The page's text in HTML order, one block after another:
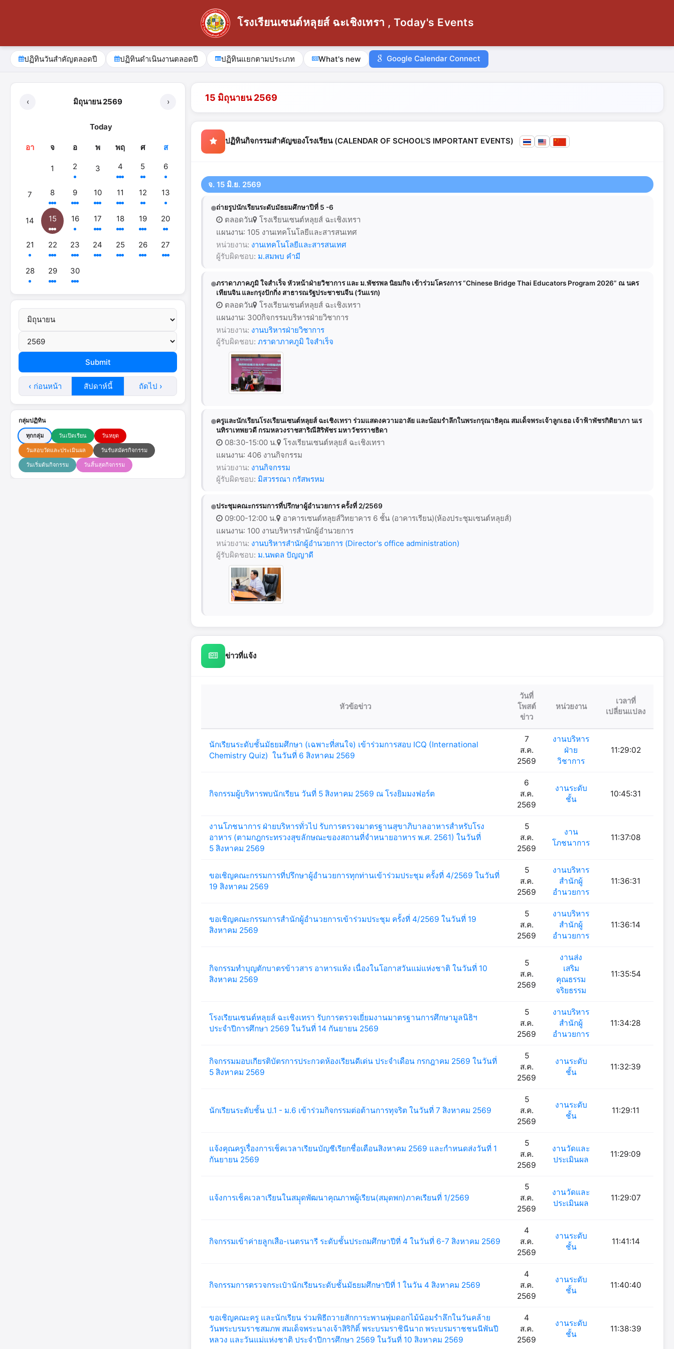
โรงเรียนเซนต์หลุยส์ ฉะเชิงเทรา , Today's Events
ปฏิทินวันสำคัญตลอดปี ปฏิทินดำเนินงานตลอดปี ปฏิทินแยกตามประเภท What's new Google Calendar Connect
‹ มิถุนายน 2569 ›
Today
อา จ อ พ พฤ ศ ส
1 2 3 4 5 6
7 8 9 10 11 12 13
14 15 16 17 18 19 20
21 22 23 24 25 26 27
28 29 30
‹ ก่อนหน้า สัปดาห์นี้ ถัดไป ›
กลุ่มปฏิทิน
ทุกกลุ่ม วันเปิดเรียน วันหยุด
วันสอบวัดและประเมินผล วันรับสมัครกิจกรรม
วันเริ่มต้นกิจกรรม วันสิ้นสุดกิจกรรม
15 มิถุนายน 2569
ปฏิทินกิจกรรมสำคัญของโรงเรียน (CALENDAR OF SCHOOL'S IMPORTANT EVENTS)
จ. 15 มิ.ย. 2569
ถ่ายรูปนักเรียนระดับมัธยมศึกษาปีที่ 5 -6
ตลอดวัน
โรงเรียนเซนต์หลุยส์ ฉะเชิงเทรา
แผนงาน: 105 งานเทคโนโลยีและสารสนเทศ
หน่วยงาน: งานเทคโนโลยีและสารสนเทศ
ผู้รับผิดชอบ: ม.สมพบ คำมี
ภราดาภาคภูมิ ใจสำเร็จ หัวหน้าฝ่ายวิชาการ และ ม.พัชรพล นิยมกิจ เข้าร่วมโครงการ “Chinese Bridge Thai Educators Program 2026” ณ นคร
เทียนจิน และกรุงปักกิ่ง สาธารณรัฐประชาชนจีน (วันแรก)
ตลอดวัน
โรงเรียนเซนต์หลุยส์ ฉะเชิงเทรา
แผนงาน: 300กิจกรรมบริหารฝ่ายวิชาการ
หน่วยงาน: งานบริหารฝ่ายวิชาการ
ผู้รับผิดชอบ: ภราดาภาคภูมิ ใจสำเร็จ
ครูและนักเรียนโรงเรียนเซนต์หลุยส์ ฉะเชิงเทรา ร่วมแสดงความอาลัย และน้อมรำลึกในพระกรุณาธิคุณ สมเด็จพระเจ้าลูกเธอ เจ้าฟ้าพัชรกิติยาภา นเร
นทิราเทพยวดี กรมหลวงราชสาริณีสิริพัชร มหาวัชรราชธิดา
08:30-15:00 น.
โรงเรียนเซนต์หลุยส์ ฉะเชิงเทรา
แผนงาน: 406 งานกิจกรรม
หน่วยงาน: งานกิจกรรม
ผู้รับผิดชอบ: มิสวรรณา กรัสพรหม
ประชุมคณะกรรมการที่ปรึกษาผู้อำนวยการ ครั้งที่ 2/2569
09:00-12:00 น.
อาคารเซนต์หลุยส์วิทยาคาร 6 ชั้น (อาคารเรียน)(ห้องประชุมเซนต์หลุยส์)
แผนงาน: 100 งานบริหารสำนักผู้อำนวยการ
หน่วยงาน: งานบริหารสำนักผู้อำนวยการ (Director's office administration)
ผู้รับผิดชอบ: ม.นพดล ปัญญาดี
ข่าวที่แจ้ง
หัวข้อข่าว
วันที่
โพสต์
ข่าว
หน่วยงาน
เวลาที่
เปลี่ยนแปลง
นักเรียนระดับชั้นมัธยมศึกษา (เฉพาะที่สนใจ) เข้าร่วมการสอบ ICQ (International
Chemistry Quiz) ในวันที่ 6 สิงหาคม 2569
7
ส.ค.
2569
งานบริหาร
ฝ่าย
วิชาการ
11:29:02
กิจกรรมผู้บริหารพบนักเรียน วันที่ 5 สิงหาคม 2569 ณ โรงยิมมงฟอร์ต
6
ส.ค.
2569
งานระดับ
ชั้น
10:45:31
งานโภชนาการ ฝ่ายบริหารทั่วไป รับการตรวจมาตรฐานสุขาภิบาลอาหารสำหรับโรง
อาหาร (ตามกฎกระทรวงสุขลักษณะของสถานที่จำหนายอาหาร พ.ศ. 2561) ในวันที่
5 สิงหาคม 2569
5
ส.ค.
2569
งาน
โภชนาการ
11:37:08
ขอเชิญคณะกรรมการที่ปรึกษาผู้อำนวยการทุกท่านเข้าร่วมประชุม ครั้งที่ 4/2569 ในวันที่
19 สิงหาคม 2569
5
ส.ค.
2569
งานบริหาร
สำนักผู้
อำนวยการ
11:36:31
ขอเชิญคณะกรรมการสำนักผู้อำนวยการเข้าร่วมประชุม ครั้งที่ 4/2569 ในวันที่ 19
สิงหาคม 2569
5
ส.ค.
2569
งานบริหาร
สำนักผู้
อำนวยการ
11:36:14
กิจกรรมทำบุญตักบาตรข้าวสาร อาหารแห้ง เนื่องในโอกาสวันแม่แห่งชาติ ในวันที่ 10
สิงหาคม 2569
5
ส.ค.
2569
งานส่ง
เสริม
คุณธรรม
จริยธรรม
11:35:54
โรงเรียนเซนต์หลุยส์ ฉะเชิงเทรา รับการตรวจเยี่ยมงานมาตรฐานการศึกษามูลนิธิฯ
ประจำปีการศึกษา 2569 ในวันที่ 14 กันยายน 2569
5
ส.ค.
2569
งานบริหาร
สำนักผู้
อำนวยการ
11:34:28
กิจกรรมมอบเกียรติบัตรการประกวดห้องเรียนดีเด่น ประจำเดือน กรกฎาคม 2569 ในวันที่
5 สิงหาคม 2569
5
ส.ค.
2569
งานระดับ
ชั้น
11:32:39
นักเรียนระดับชั้น ป.1 - ม.6 เข้าร่วมกิจกรรมต่อต้านการทุจริต ในวันที่ 7 สิงหาคม 2569
5
ส.ค.
2569
งานระดับ
ชั้น
11:29:11
แจ้งคุณครูเรื่องการเช็คเวลาเรียนบัญชีเรียกชื่อเดือนสิงหาคม 2569 และกำหนดส่งวันที่ 1
กันยายน 2569
5
ส.ค.
2569
งานวัดและ
ประเมินผล
11:29:09
แจ้งการเช็คเวลาเรียนในสมุุดพัฒนาคุณภาพผู้เรียน(สมุดพก)ภาคเรียนที่ 1/2569
5
ส.ค.
2569
งานวัดและ
ประเมินผล
11:29:07
กิจกรรมเข้าค่ายลูกเสือ-เนตรนารี ระดับชั้นประถมศึกษาปีที่ 4 ในวันที่ 6-7 สิงหาคม 2569
4
ส.ค.
2569
งานระดับ
ชั้น
11:41:14
กิจกรรมการตรวจกระเป๋านักเรียนระดับชั้นมัธยมศึกษาปีที่ 1 ในวัน 4 สิงหาคม 2569
4
ส.ค.
2569
งานระดับ
ชั้น
11:40:40
ขอเชิญคณะครู และนักเรียน ร่วมพิธีถวายสักการะพานพุ่มดอกไม้น้อมรำลึกในวันคล้าย
วันพระบรมราชสมภพ สมเด็จพระนางเจ้าสิริกิติ์ พระบรมราชินีนาถ พระบรมราชชนนีพันปี
หลวง และวันแม่แห่งชาติ ประจำปีการศึกษา 2569 ในวันที่ 10 สิงหาคม 2569
4
ส.ค.
2569
งานระดับ
ชั้น
11:38:39